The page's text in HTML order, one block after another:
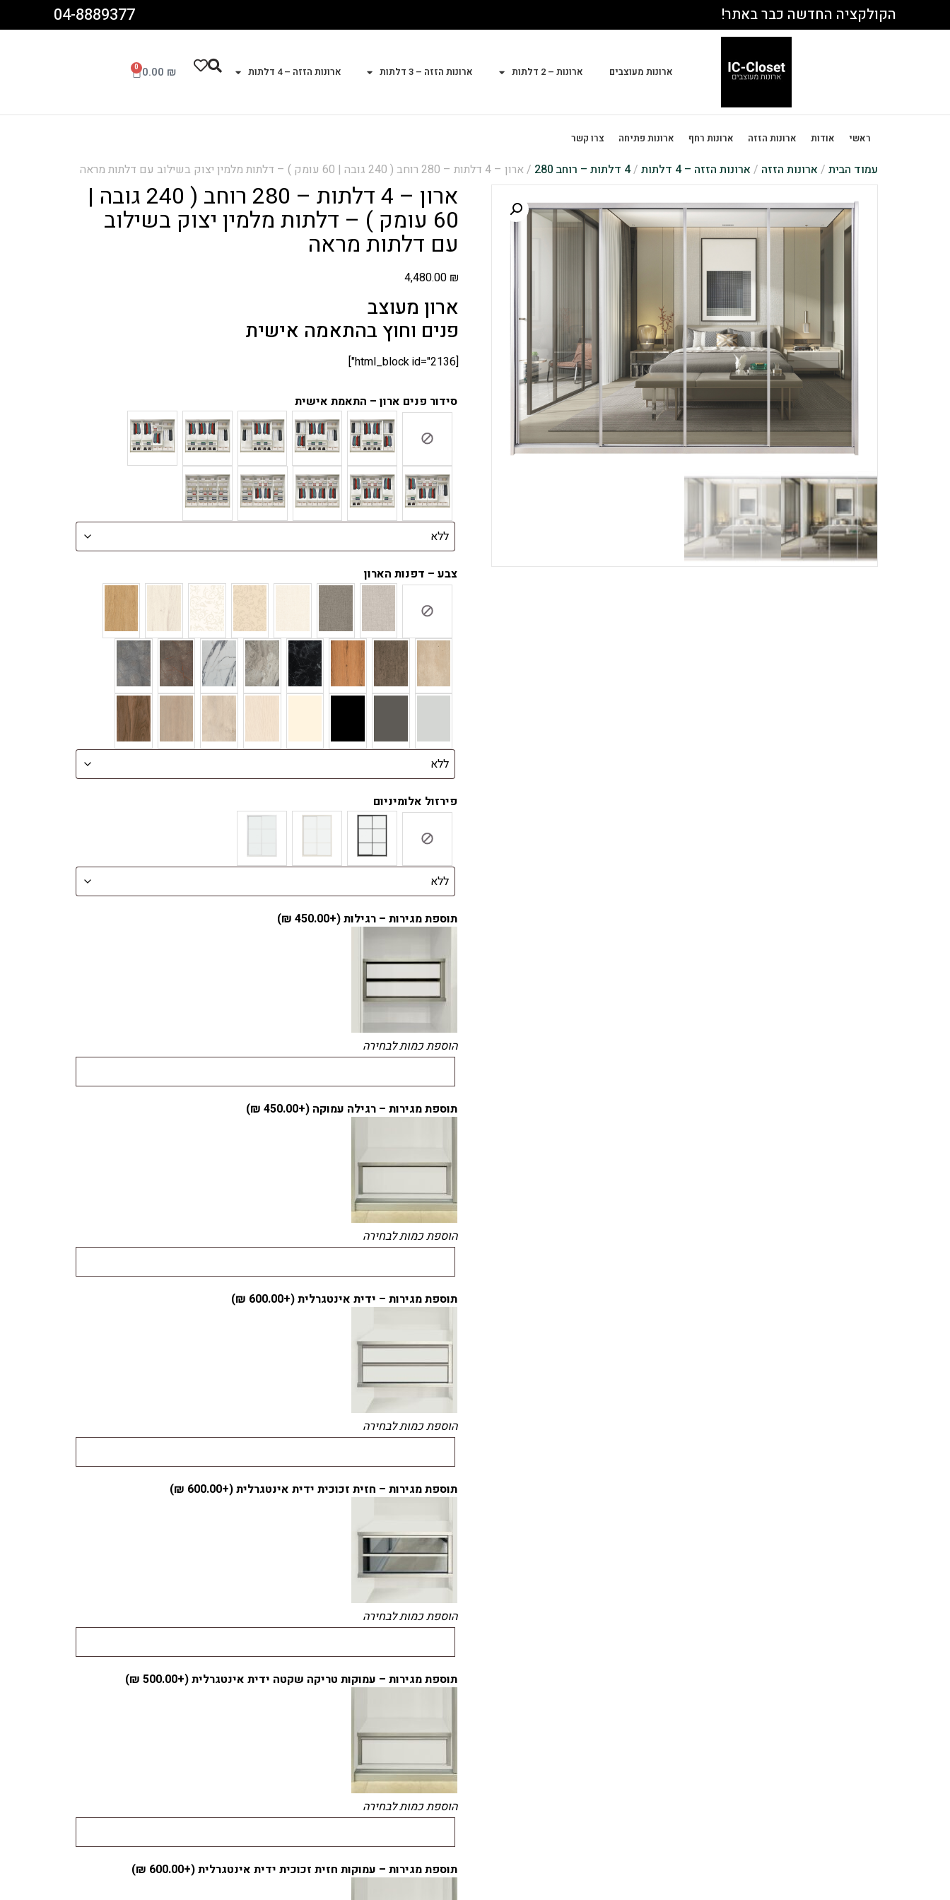
הקולקציה החדשה כבר באתר! 04-8889377
ארונות מעוצבים ארונות – 2 דלתות ארונות הזזה – 3 דלתות ארונות הזזה – 4 דלתות 0.00 ₪
0
ראשי אודות ארונות הזזה ארונות רחף ארונות פתיחה צרו קשר
עמוד הבית / ארונות הזזה / ארונות הזזה – 4 דלתות /4 דלתות – רוחב 280 / ארון – 4 דלתות – 280 רוחב ( 240 גובה | 60 עומק ) – דלתות מלמין יצוק בשילוב עם דלתות מראה
ארון – 4 דלתות – 280 רוחב ( 240 גובה |
60 עומק ) – דלתות מלמין יצוק בשילוב
עם דלתות מראה
4,480.00 ₪
ארון מעוצב
פנים וחוץ בהתאמה אישית
[html_block id="2136"]
סידור פנים ארון – התאמת אישית
צבע – דפנות הארון
פירזול אלומיניום
תוספת מגירות – רגילות (+450.00
₪
)
הוספת כמות לבחירה
תוספת מגירות – רגילה עמוקה (+450.00
₪
)
הוספת כמות לבחירה
תוספת מגירות – ידית אינטגרלית (+600.00
₪
)
הוספת כמות לבחירה
תוספת מגירות – חזית זכוכית ידית אינטגרלית (+600.00
₪
)
הוספת כמות לבחירה
תוספת מגירות – עמוקות טריקה שקטה ידית אינטגרלית (+500.00
₪
)
הוספת כמות לבחירה
תוספת מגירות – עמוקות חזית זכוכית ידית אינטגרלית (+600.00
₪
)